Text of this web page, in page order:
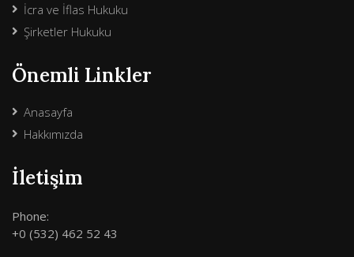
İcra ve İflas Hukuku
Şirketler Hukuku
Önemli Linkler
Anasayfa
Hakkımızda
İletişim
Phone:
+0 (532) 462 52 43